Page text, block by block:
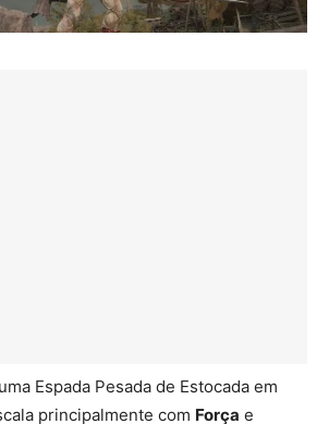
Espada Pesada de Estocada em
principalmente com Força e